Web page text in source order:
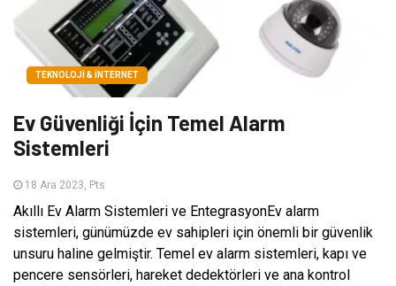
TEKNOLOJI & İNTERNET
Ev Güvenliği İçin Temel Alarm
Sistemleri
18 Ara 2023, Pts
Akıllı Ev Alarm Sistemleri ve EntegrasyonEv alarm
sistemleri, günümüzde ev sahipleri için önemli bir güvenlik
unsuru haline gelmiştir. Temel ev alarm sistemleri, kapı ve
pencere sensörleri, hareket dedektörleri ve ana kontrol